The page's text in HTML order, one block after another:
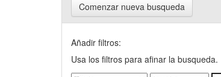
Comenzar nueva busqueda
Añadir filtros:
Usa los filtros para afinar la busqueda.